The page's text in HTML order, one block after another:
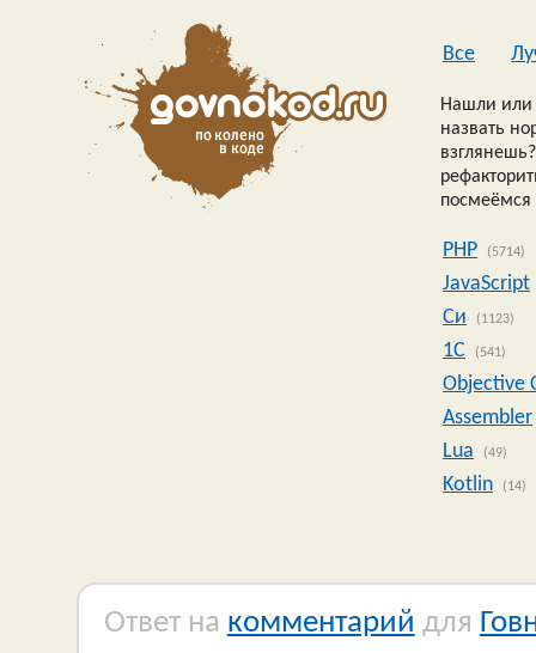
Все
Нашли или
назвать
посмеёмся
PHP (5714)
JavaScript
Си
(1123)
1C (541)
Objective
Assembler
Lua
(49)
Kotlin (14)
Ответ на комментарий для